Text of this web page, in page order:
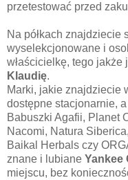
przetestować przed
Na półkach znajdziecie
wyselekcjonowane i
właścicielkę, tego
Klaudię.
Marki, jakie znajdziecie
dostępne stacjonarnie,
Babuszki Agafii, Planet
Nacomi, Natura
Baikal Herbals czy
znane i lubiane Yankee
miejscu, bez